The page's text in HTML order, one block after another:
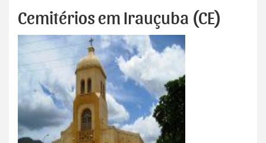
Cemitérios em Irauçuba (CE)